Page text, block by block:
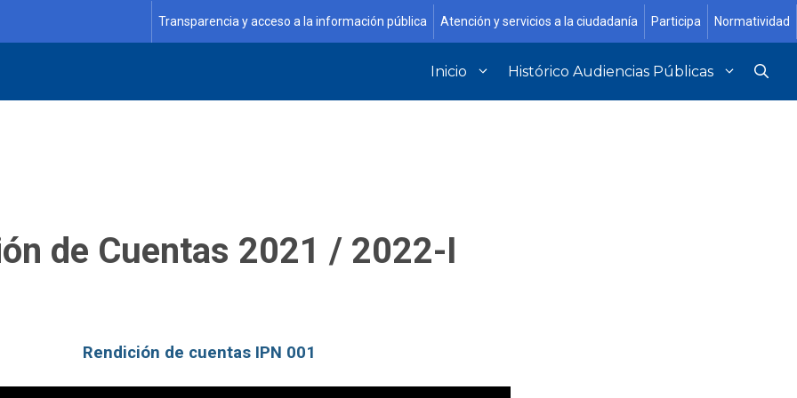
Transparencia y acceso a la información pública Atención y servicios a la ciudadanía Participa Normatividad
Inicio Histórico Audiencias Públicas
de Cuentas 2021 / 2022-I
Rendición de cuentas IPN 001